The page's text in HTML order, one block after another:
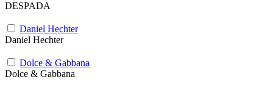
DESPADA
Daniel Hechter
Daniel Hechter
Dolce & Gabbana
Dolce & Gabbana